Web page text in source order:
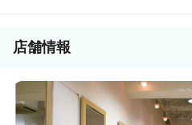
店舗情報